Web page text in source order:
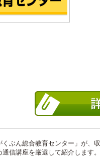
ぶん総合教育センター」が、
信講座を厳選して紹介します。